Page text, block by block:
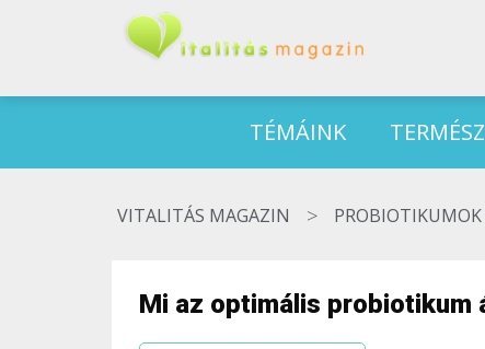
TÉMÁINK
VITALITÁS MAGAZIN >
Mi az optimális probiotikum